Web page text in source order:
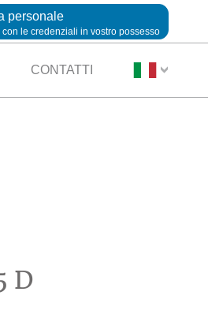
personale
con le credenziali in vostro possesso
CONTATTI
D